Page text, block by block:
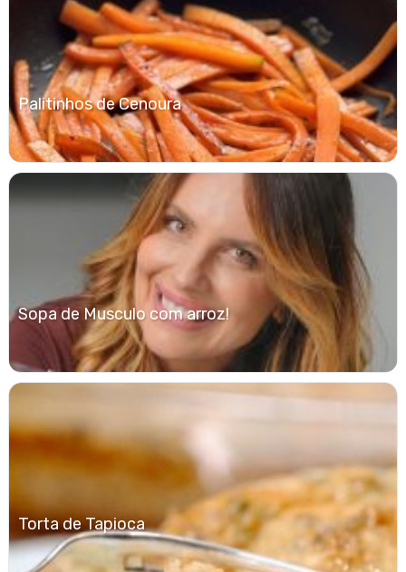
Palitinhos de Cenoura
Sopa de Musculo com arroz!
Torta de Tapioca